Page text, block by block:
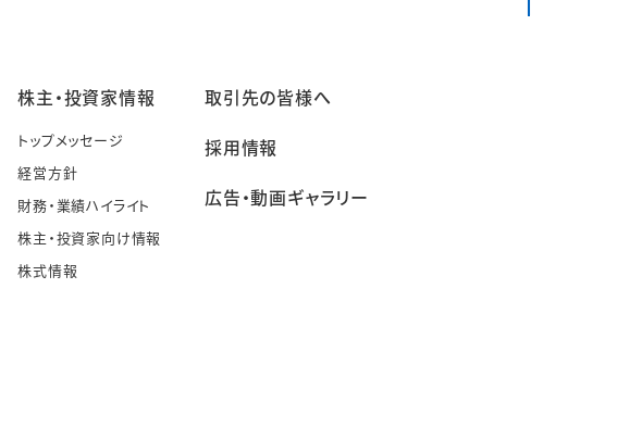
株主・投資家情報
トップメッセージ
経営方針
財務・業績ハイライト
株主・投資家向け情報
株式情報
取引先の皆様へ
採用情報
広告・動画ギャラリー